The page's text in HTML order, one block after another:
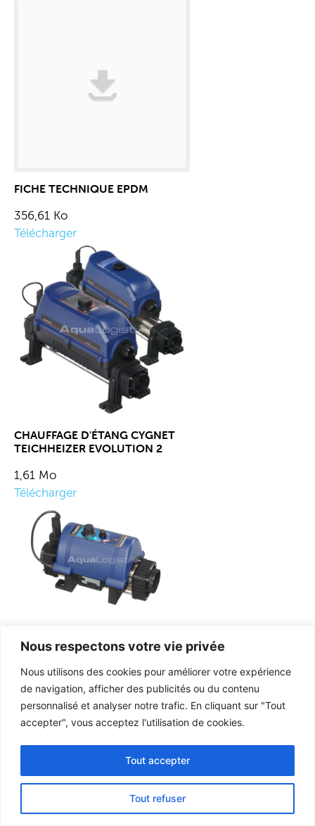
Nous respectons votre vie privée
Nous utilisons des cookies pour améliorer votre expérience
de navigation, afficher des publicités ou du contenu
personnalisé et analyser notre trafic. En cliquant sur "Tout
accepter", vous acceptez l'utilisation de cookies.
Tout refuser
Tout accepter
FICHE TECHNIQUE EPDM
356,61 Ko
Télécharger
CHAUFFAGE D'ÉTANG CYGNET
TEICHHEIZER EVOLUTION 2
1,61 Mo
Télécharger
NANO CYGNET ELECRO
557,99 Ko
Télécharger
German